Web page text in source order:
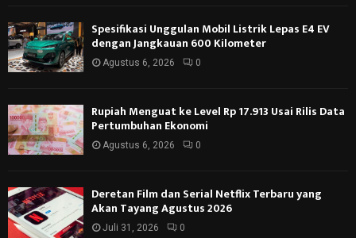
Spesifikasi Unggulan Mobil Listrik Lepas E4 EV
dengan Jangkauan 600 Kilometer
Agustus 6, 2026 0
Rupiah Menguat ke Level Rp 17.913 Usai Rilis Data
Pertumbuhan Ekonomi
Agustus 6, 2026 0
Deretan Film dan Serial Netflix Terbaru yang
Akan Tayang Agustus 2026
Juli 31, 2026 0